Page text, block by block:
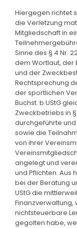
Hiergegen richtet
die Verletzung
Mitgliedschaft in
Sinne des § 4 Nr.
dem Wortlaut, der
und der
Rechtsprechung
der sportlichen
Buchst. b UStG
Zweckbetriebs in
durchgeführte
sowie die
von ihrer
angelegt und
und Pflichten. Aus
bei der Beratung
UStG die
nichtsteuerbare
gegolten habe,